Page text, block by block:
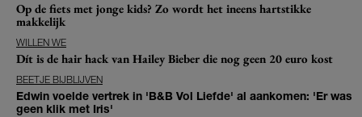
Op de fiets met jonge kids? Zo wordt het ineens hartstikke
makkelijk
WILLEN WE
Dít is de hair hack van Hailey Bieber die nog geen 20 euro kost
BEETJE BIJBLIJVEN
Edwin voelde vertrek in 'B&B Vol Liefde' al aankomen: 'Er was
geen klik met Iris'